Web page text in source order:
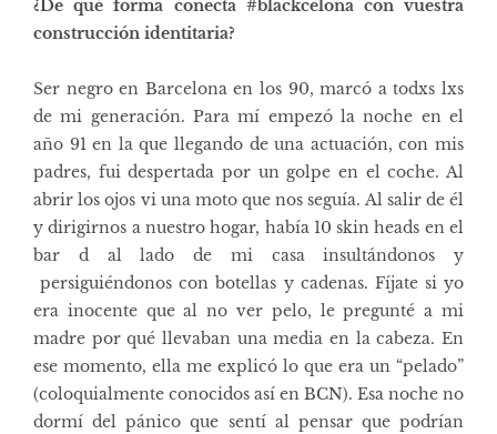
¿De qué forma conecta #blackcelona con vuestra
construcción identitaria?
Ser negro en Barcelona en los 90, marcó a todxs lxs
de mi generación. Para mí empezó la noche en el
año 91 en la que llegando de una actuación, con mis
padres, fui despertada por un golpe en el coche. Al
abrir los ojos vi una moto que nos seguía. Al salir de él
y dirigirnos a nuestro hogar, había 10 skin heads en el
bar d al lado de mi casa insultándonos y
persiguiéndonos con botellas y cadenas. Fíjate si yo
era inocente que al no ver pelo, le pregunté a mi
madre por qué llevaban una media en la cabeza. En
ese momento, ella me explicó lo que era un “pelado”
(coloquialmente conocidos así en BCN). Esa noche no
dormí del pánico que sentí al pensar que podrían